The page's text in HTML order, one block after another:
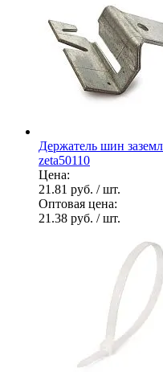
Держатель шин
zeta50110
Цена:
21.81 руб. / шт.
Оптовая цена:
21.38 руб. / шт.